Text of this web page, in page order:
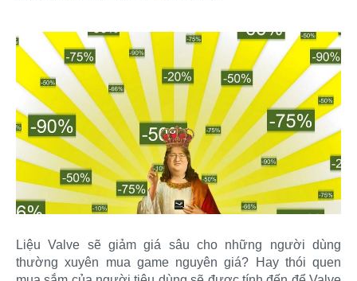
Liệu Valve sẽ giảm giá sâu cho những người dùng
thường xuyên mua game nguyên giá? Hay thói quen